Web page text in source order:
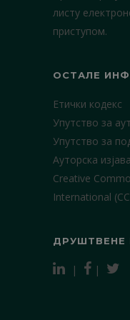
листу
приступом.
ОСТАЛЕ
Етички кодекс
Упутство за
Упутство за
Ауторска изјава
Creative
International
ДРУШТВЕНЕ
| |